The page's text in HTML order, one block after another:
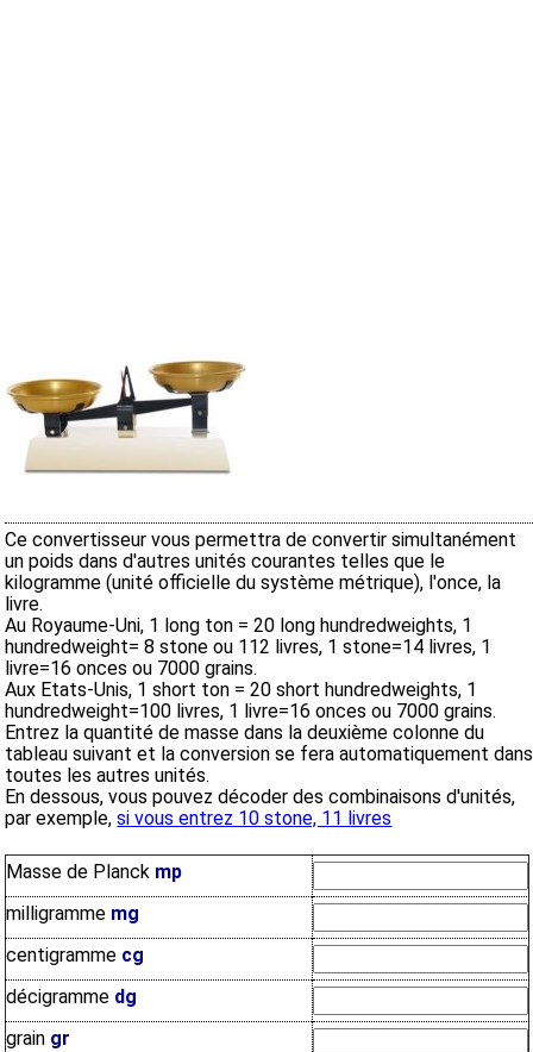
Ce convertisseur vous permettra de convertir simultanément
un poids dans d'autres unités courantes telles que le
kilogramme (unité officielle du système métrique), l'once, la
livre.
Au Royaume-Uni, 1 long ton = 20 long hundredweights, 1
hundredweight= 8 stone ou 112 livres, 1 stone=14 livres, 1
livre=16 onces ou 7000 grains.
Aux Etats-Unis, 1 short ton = 20 short hundredweights, 1
hundredweight=100 livres, 1 livre=16 onces ou 7000 grains.
Entrez la quantité de masse dans la deuxième colonne du
tableau suivant et la conversion se fera automatiquement dans
toutes les autres unités.
En dessous, vous pouvez décoder des combinaisons d'unités,
par exemple,si vous entrez 10 stone, 11 livres
Masse de Planck mp
milligramme mg
centigramme cg
décigramme dg
grain gr